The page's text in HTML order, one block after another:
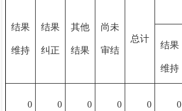
结果
维持
结果
纠正
其他
结果
尚未
审结
总计
结果
维持
0 0 0 0 0 0